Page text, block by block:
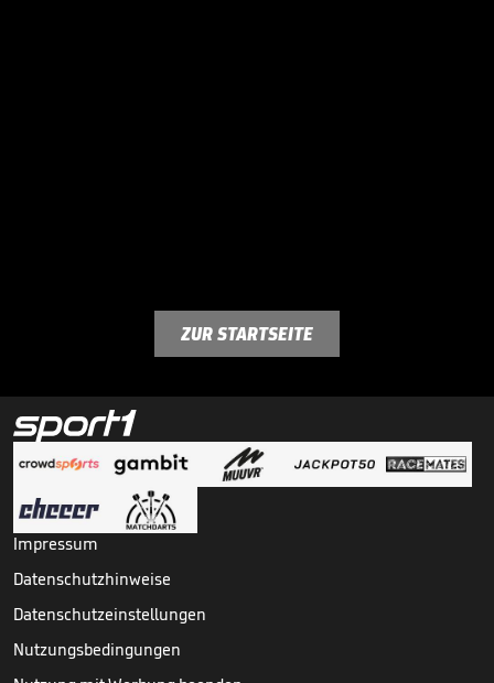
ZUR STARTSEITE
Impressum
Datenschutzhinweise
Datenschutzeinstellungen
Nutzungsbedingungen